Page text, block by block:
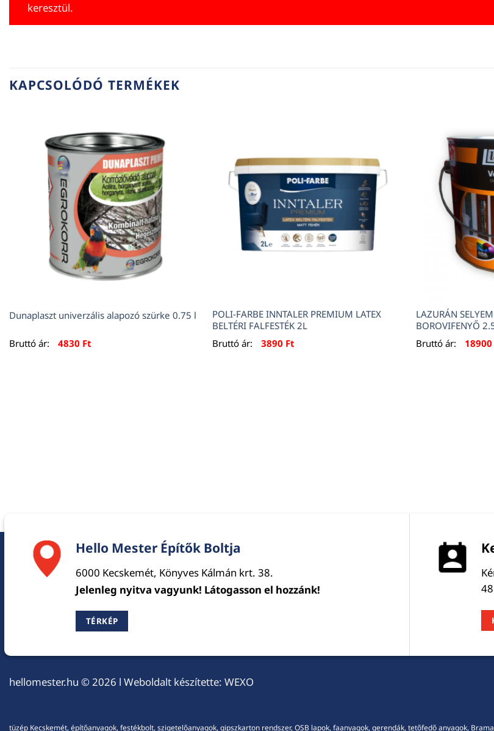
keresztül.
KAPCSOLÓDÓ TERMÉKEK
Dunaplaszt univerzális alapozó szürke 0.75 l
Bruttó ár: 4830 Ft
POLI-FARBE INNTALER PREMIUM LATEX
BELTÉRI FALFESTÉK 2L
Bruttó ár:
3890 Ft
LAZURÁN
BOROVIFENYŐ
Bruttó ár:
18900
Hello Mester Építők Boltja
6000 Kecskemét, Könyves Kálmán krt. 38.
Jelenleg nyitva vagyunk! Látogasson el hozzánk!
TÉRKÉP
hellomester.hu © 2026 l Weboldalt készítette: WEXO
tüzép Kecskemét, építőanyagok, festékbolt, szigetelőanyagok, gipszkarton rendszer, OSB lapok, faanyagok, gerendák, tetőfedő anyagok,